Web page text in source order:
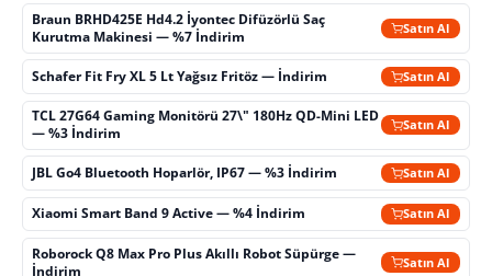
Braun BRHD425E Hd4.2 İyontec Difüzörlü Saç
Kurutma Makinesi — %7 İndirim
Satın Al
Schafer Fit Fry XL 5 Lt Yağsız Fritöz — İndirim Satın Al
TCL 27G64 Gaming Monitörü 27\" 180Hz QD-Mini LED
— %3 İndirim
Satın Al
JBL Go4 Bluetooth Hoparlör, IP67 — %3 İndirim Satın Al
Xiaomi Smart Band 9 Active — %4 İndirim Satın Al
Roborock Q8 Max Pro Plus Akıllı Robot Süpürge —
İndirim
Satın Al